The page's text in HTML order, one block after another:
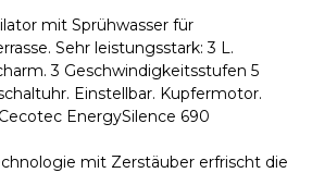
mit Sprühwasser für
Sehr leistungsstark: 3 L.
3 Geschwindigkeitsstufen 5
Einstellbar. Kupfermotor.
EnergySilence 690
mit Zerstäuber erfrischt die